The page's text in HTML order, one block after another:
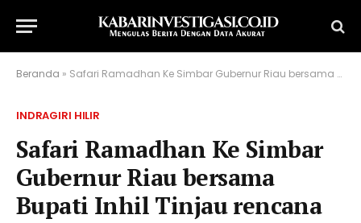
Beranda » Safari Ramadhan Ke Simbar Gubernur Riau bersama Bupati Inhil Tinjau rencana jalan Guntung-simbar-mandah
INDRAGIRI HILIR
Safari Ramadhan Ke Simbar
Gubernur Riau bersama
Bupati Inhil Tinjau rencana